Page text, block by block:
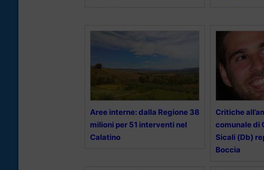
Aree interne: dalla Regione 38
milioni per 51 interventi nel
Calatino
Critiche
comunale di
Sicali (Db)
Boccia